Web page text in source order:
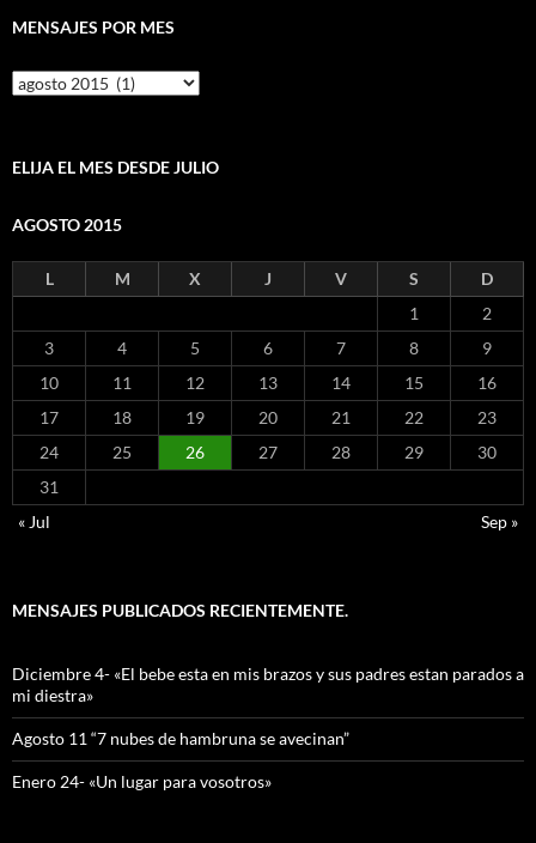
MENSAJES POR MES
Mensajes
por
ELIJA EL MES DESDE JULIO
AGOSTO 2015
L M X J V S
D
1
2
3
4 5 6 7 8
9
10
11 12 13 14 15
16
17
18 19 20 21 22
23
24
25 26 27 28 29
30
31
« Jul
Sep »
MENSAJES PUBLICADOS RECIENTEMENTE.
Diciembre 4- «El bebe esta en mis brazos y sus padres estan parados a
mi diestra»
Agosto 11 “7 nubes de hambruna se avecinan”
Enero 24- «Un lugar para vosotros»